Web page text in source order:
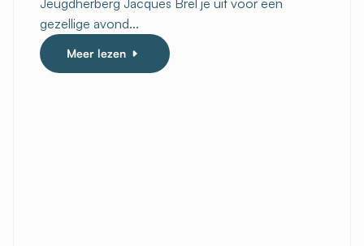
Jeugdherberg Jacques Brel je uit voor een
gezellige avond...
Meer lezen